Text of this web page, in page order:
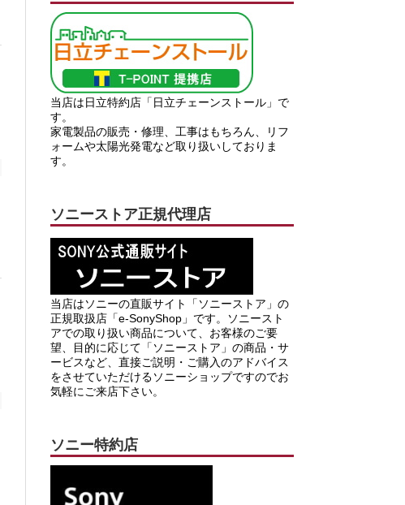
当店は日立特約店「日立チェーンストール」で
す。
家電製品の販売・修理、工事はもちろん、リフ
ォームや太陽光発電など取り扱いしておりま
す。
ソニーストア正規代理店
当店はソニーの直販サイト「ソニーストア」の
正規取扱店「e-SonyShop」です。ソニースト
アでの取り扱い商品について、お客様のご要
望、目的に応じて「ソニーストア」の商品・サ
ービスなど、直接ご説明・ご購入のアドバイス
をさせていただけるソニーショップですのでお
気軽にご来店下さい。
ソニー特約店